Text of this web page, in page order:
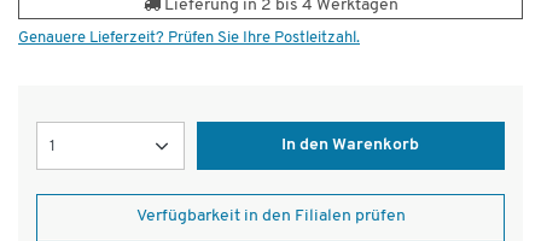
Lieferung in 2 bis 4 Werktagen
Genauere Lieferzeit? Prüfen Sie Ihre Postleitzahl.
In den Warenkorb
Verfügbarkeit in den Filialen prüfen